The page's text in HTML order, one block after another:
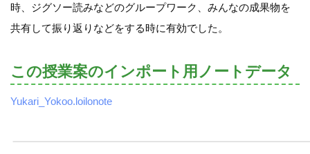
時、ジグソー読みなどのグループワーク、みんなの成果物を
共有して振り返りなどをする時に有効でした。
この授業案のインポート用ノートデータ
Yukari_Yokoo.loilonote